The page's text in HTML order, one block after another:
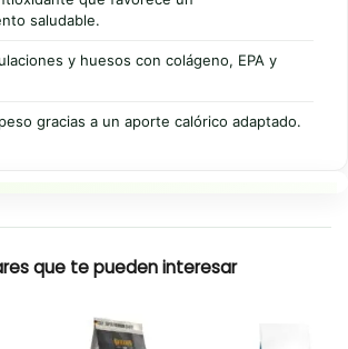
saludable.
y huesos con colágeno, EPA y
gracias a un aporte calórico adaptado.
que te pueden interesar